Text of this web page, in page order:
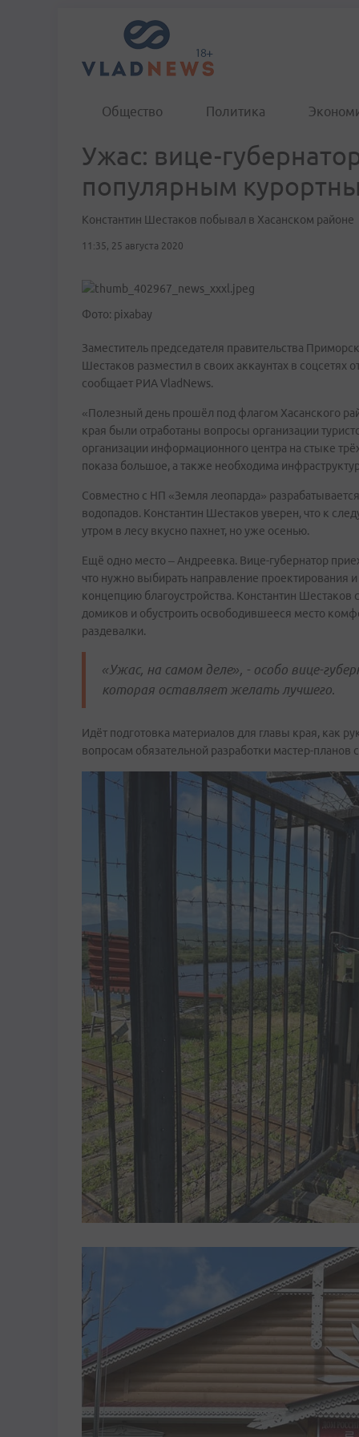
Общество Политика
Ужас: вице-
популярным
Константин Шестаков побывал в Хасанском районе
11:35, 25 августа 2020
Фото: pixabay
Заместитель председателя правительства
Шестаков разместил в своих аккаунтах в соцсетях
сообщает РИА VladNews.
«Полезный день прошёл под флагом Хасанского
края были отработаны вопросы организации
организации информационного центра на стыке
показа большое, а также необходима
Совместно с НП «Земля леопарда»
водопадов. Константин Шестаков уверен, что к
утром в лесу вкусно пахнет, но уже осенью.
Ещё одно место – Андреевка. Вице-губернатор
что нужно выбирать направление проектирования
концепцию благоустройства. Константин
домиков и обустроить освободившееся место
раздевалки.
«Ужас, на самом деле», - особо вице-
которая оставляет желать лучшего.
Идёт подготовка материалов для главы края, как
вопросам обязательной разработки мастер-планов